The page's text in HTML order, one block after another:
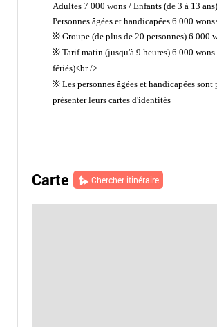
Adultes 7 000 wons / Enfants (de 3 à 13
Personnes âgées et handicapées 6 000
※ Groupe (de plus de 20 personnes) 6 000
※ Tarif matin (jusqu'à 9 heures) 6 000
fériés)<br />
※ Les personnes âgées et handicapées sont
présenter leurs cartes d'identités
Carte Chercher itinéraire